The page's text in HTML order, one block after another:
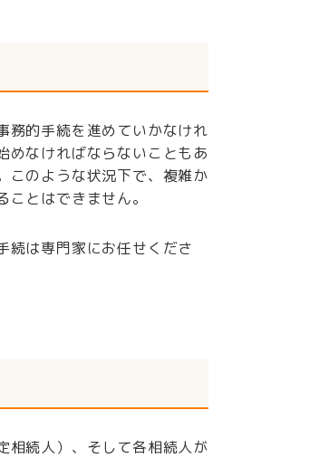
務的手続を進めていかなけれ
めなければならないこともあ
このような状況下で、複雑か
とはできません。
続は専門家にお任せくださ
相続人）、そして各相続人が